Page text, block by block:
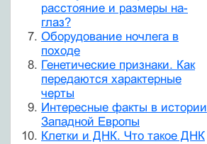
расстояние и размеры на-
глаз?
Оборудование ночлега в
походе
Генетические признаки. Как
передаются характерные
черты
Интересные факты в истории
Западной Европы
Клетки и ДНК. Что такое ДНК